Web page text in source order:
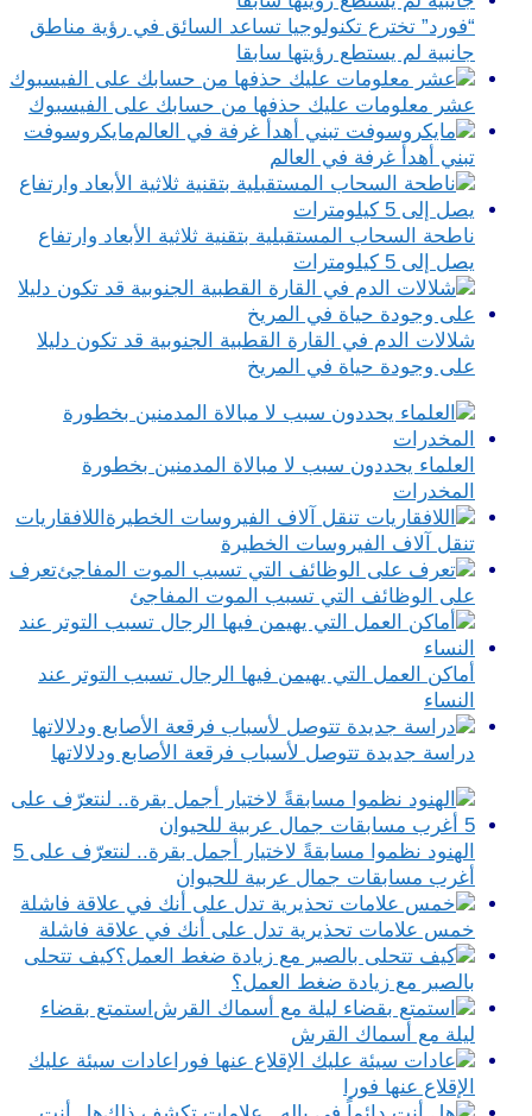
“فورد” تخترع تكنولوجيا تساعد السائق في رؤية مناطق
جانبية لم يستطع رؤيتها سابقا
عشر معلومات عليك حذفها من حسابك على الفيسبوك
مايكروسوفت
تبني أهدأ غرفة في العالم
ناطحة السحاب المستقبلية بتقنية ثلاثية الأبعاد وارتفاع
يصل إلى 5 كيلومترات
شلالات الدم في القارة القطبية الجنوبية قد تكون دليلا
على وجودة حياة في المريخ
العلماء يحددون سبب لا مبالاة المدمنين بخطورة
المخدرات
اللافقاريات
تنقل آلاف الفيروسات الخطيرة
تعرف
على الوظائف التي تسبب الموت المفاجئ
أماكن العمل التي يهيمن فيها الرجال تسبب التوتر عند
النساء
دراسة جديدة تتوصل لأسباب فرقعة الأصابع ودلالاتها
الهنود نظموا مسابقةً لاختيار أجمل بقرة.. لنتعرّف على 5
أغرب مسابقات جمال عربية للحيوان
خمس علامات تحذيرية تدل على أنك في علاقة فاشلة
كيف تتحلى
بالصبر مع زيادة ضغط العمل؟
استمتع بقضاء
ليلة مع أسماك القرش
عادات سيئة عليك
الإقلاع عنها فورا